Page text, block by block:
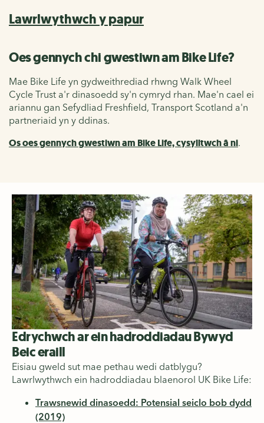
Lawrlwythwch y papur
Oes gennych chi gwestiwn am Bike Life?
Mae Bike Life yn gydweithrediad rhwng Walk Wheel
Cycle Trust a'r dinasoedd sy'n cymryd rhan. Mae'n cael ei
ariannu gan Sefydliad Freshfield, Transport Scotland a'n
partneriaid yn y ddinas.
Os oes gennych gwestiwn am Bike Life, cysylltwch â ni.
Edrychwch ar ein hadroddiadau Bywyd
Beic eraill
Eisiau gweld sut mae pethau wedi datblygu?
Lawrlwythwch ein hadroddiadau blaenorol UK Bike Life:
Trawsnewid dinasoedd: Potensial seiclo bob dydd
(2019)